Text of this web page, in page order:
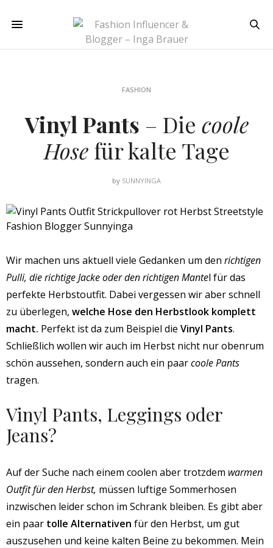
FASHION
Vinyl Pants – Die coole
Hosefür kalte Tage
by SUNNYINGA
Wir machen uns aktuell viele Gedanken um den richtigen
Pulli, die richtige Jacke oder den richtigen Mantel für das
perfekte Herbstoutfit. Dabei vergessen wir aber schnell
zu überlegen, welche Hose den Herbstlook komplett
macht. Perfekt ist da zum Beispiel die Vinyl Pants.
Schließlich wollen wir auch im Herbst nicht nur obenrum
schön aussehen, sondern auch ein paarcoole Pants
tragen.
Vinyl Pants, Leggings oder
Jeans?
Auf der Suche nach einem coolen aber trotzdem warmen
Outfit für den Herbst, müssen luftige Sommerhosen
inzwischen leider schon im Schrank bleiben. Es gibt aber
ein paar tolle Alternativen für den Herbst, um gut
auszusehen und keine kalten Beine zu bekommen. Mein